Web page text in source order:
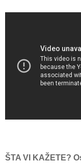
ŠTA VI KAŽETE?